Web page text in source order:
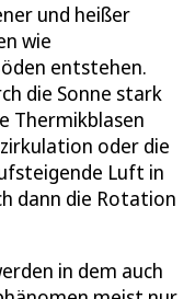
und heißer
wie
entstehen.
die Sonne stark
Thermikblasen
oder die
Luft in
dann die Rotation
in dem auch